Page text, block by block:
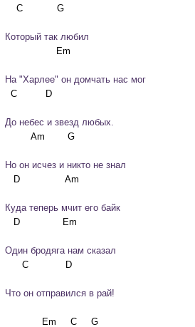
Который так любил
На "Харлее" он домчать нас мог
До небес и звезд любых.
Но он исчез и никто не знал
Куда теперь мчит его байк
Один бродяга нам сказал
Что он отправился в рай!